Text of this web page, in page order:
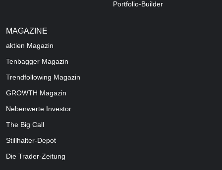
Portfolio-Builder
MAGAZINE
aktien Magazin
Tenbagger Magazin
Trendfollowing Magazin
GROWTH Magazin
Nebenwerte Investor
The Big Call
Stillhalter-Depot
Die Trader-Zeitung